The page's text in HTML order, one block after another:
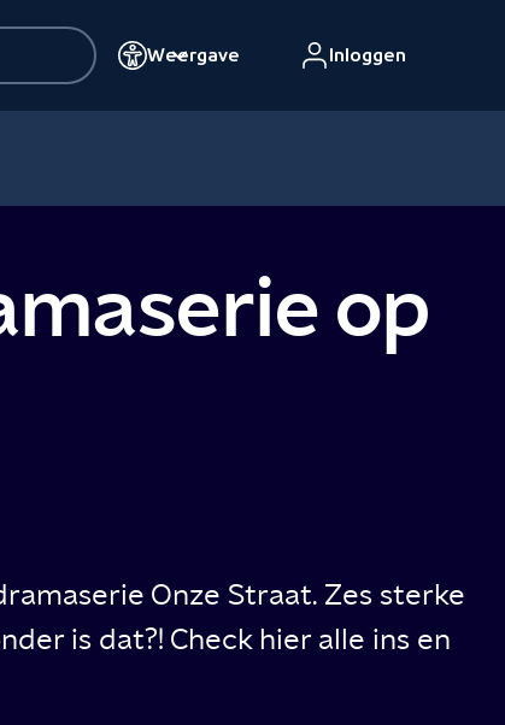
Weergave Inloggen
op
Onze Straat. Zes sterke
is dat?! Check hier alle ins en